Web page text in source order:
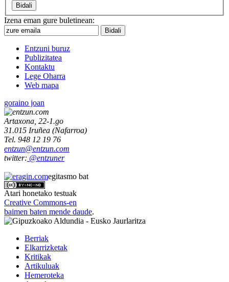
Izena eman gure buletinean:
Entzuni buruz
Publizitatea
Kontaktu
Lege Oharra
Web mapa
goraino joan
Artaxona, 22-1.go
31.015 Iruñea (Nafarroa)
Tel. 948 12 19 76
entzun@entzun.com
twitter: @entzuner
egitasmo bat
Atari honetako testuak
Creative Commons-en
baimen baten mende daude.
Berriak
Elkarrizketak
Kritikak
Artikuluak
Hemeroteka